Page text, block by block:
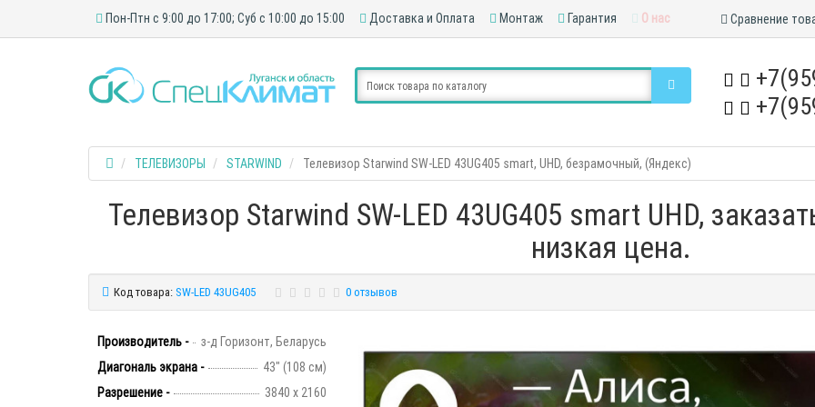
Пон-Птн с 9:00 до 17:00; Суб с 10:00 до 15:00 Доставка и Оплата Монтаж Гарантия О нас Сравнение
ТЕЛЕВИЗОРЫ STARWIND Телевизор Starwind SW-LED 43UG405 smart, UHD, безрамочный, (Яндекс)
Телевизор Starwind SW-LED 43UG405 smart UHD,
низкая цена.
Код товара:SW-LED 43UG405 0 отзывов
Производитель -
з-д Горизонт, Беларусь
Диагональ экрана -
43" (108 см)
Разрешение -
3840 х 2160